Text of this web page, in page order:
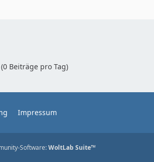
Beiträge pro Tag)
Impressum
Software:WoltLab Suite™